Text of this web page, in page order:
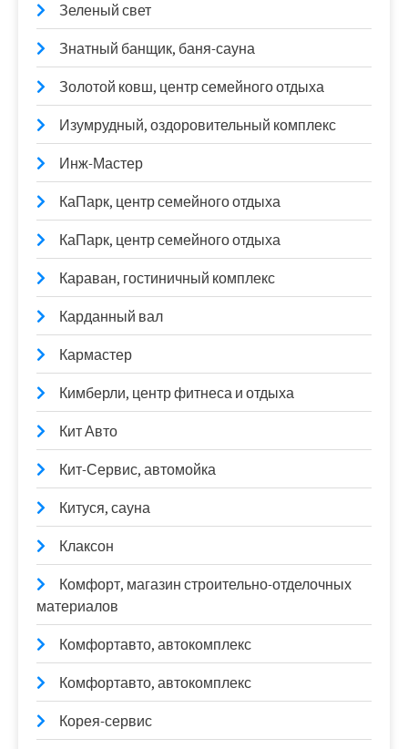
Зеленый свет
Знатный банщик, баня-сауна
Золотой ковш, центр семейного отдыха
Изумрудный, оздоровительный комплекс
Инж-Мастер
КаПарк, центр семейного отдыха
КаПарк, центр семейного отдыха
Караван, гостиничный комплекс
Карданный вал
Кармастер
Кимберли, центр фитнеса и отдыха
Кит Авто
Кит-Сервис, автомойка
Китуся, сауна
Клаксон
Комфорт, магазин строительно-отделочных
материалов
Комфортавто, автокомплекс
Комфортавто, автокомплекс
Корея-сервис